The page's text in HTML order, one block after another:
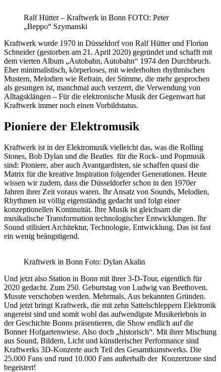
Ralf Hütter – Kraftwerk in Bonn FOTO: Peter
„Beppo“ Szymanski
Kraftwerk wurde 1970 in Düsseldorf von Ralf Hütter und Florian
Schneider (gestorben am 21. April 2020) gegründet und schafft mit
dem vierten Album „Autobahn, Autobahn“ 1974 den Durchbruch.
Eher minimalistisch, körperloses, mit wiederholten rhythmischen
Mustern, Melodien wie Refrain, der Stimme, die mehr gesprochen
als gesungen ist, manchmal auch verzerrt, die Verwendung von
Alltagsklängen – Für die elektronische Musik der Gegenwart hat
Kraftwerk immer noch einen Vorbildstatus.
Pioniere der Elektromusik
Kraftwerk ist in der Elektromusik vielleicht das, was die Rolling
Stones, Bob Dylan und die Beatles für die Rock- und Popmusik
sind: Pioniere, aber auch Avantgardisten, sie schaffen quasi die
Matrix für die kreative Inspiration folgender Generationen. Heute
wissen wir zudem, dass die Düsseldorfer schon in den 1970er
Jahren ihrer Zeit voraus waren. Ihr Ansatz von Sounds, Melodien,
Rhythmen ist völlig eigenständig gedacht und folgt einer
konzeptionellen Kontinuität. Ihre Musik ist gleichsam die
musikalische Transformation technologischer Entwicklungen. Ihr
Sound stilisiert Architektur, Technologie, Entwicklung. Das ist fast
ein wenig beängstigend.
Kraftwerk in Bonn Foto: Dylan Akalin
Und jetzt also Station in Bonn mit ihrer 3-D-Tour, eigentlich für
2020 gedacht. Zum 250. Geburtstag von Ludwig van Beethoven.
Musste verschoben werden. Mehrmals. Aus bekannten Gründen.
Und jetzt bringt Kraftwerk, die mit zehn Sattelschleppern Elektronik
angereist sind und somit wohl das aufwendigste Musikerlebnis in
der Geschichte Bonns präsentieren, die Show endlich auf die
Bonner Hofgartenwiese. Also doch „historisch“. Mit ihrer Mischung
aus Sound, Bildern, Licht und künstlerischer Performance sind
Kraftwerks 3D-Konzerte auch Teil des Gesamtkunstwerks. Die
25.000 Fans und rund 10.000 Fans außerhalb der Konzertzone sind
begeistert!